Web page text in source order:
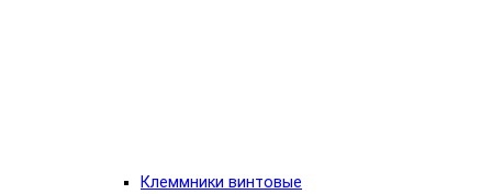
Клеммники винтовые